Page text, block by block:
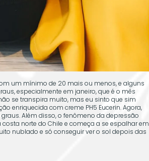
um mínimo de 20 mais ou menos, e alguns
especialmente em janeiro, que é o mês
se transpira muito, mas eu sinto que sim
enriquecida com creme PH5 Eucerin. Agora,
Além disso, o fenômeno da depressão
norte do Chile e começa a se espalhar em
nublado e só conseguir ver o sol depois das